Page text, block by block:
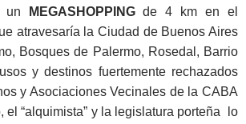
un MEGASHOPPINGde 4 km en el
atravesaría la Ciudad de Buenos Aires
Bosques de Palermo, Rosedal, Barrio
y destinos fuertemente rechazados
y Asociaciones Vecinales de la CABA
el “alquimista” y la legislatura porteña lo